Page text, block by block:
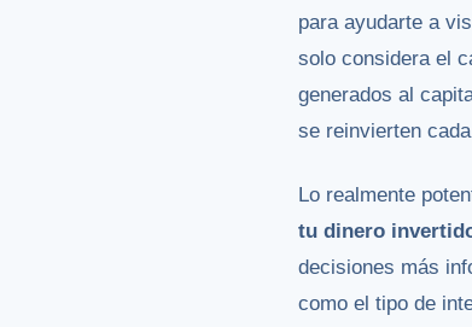
para ayudarte a
solo considera el
generados al
se reinvierten
Lo realmente
tu dinero
decisiones más
como el tipo de